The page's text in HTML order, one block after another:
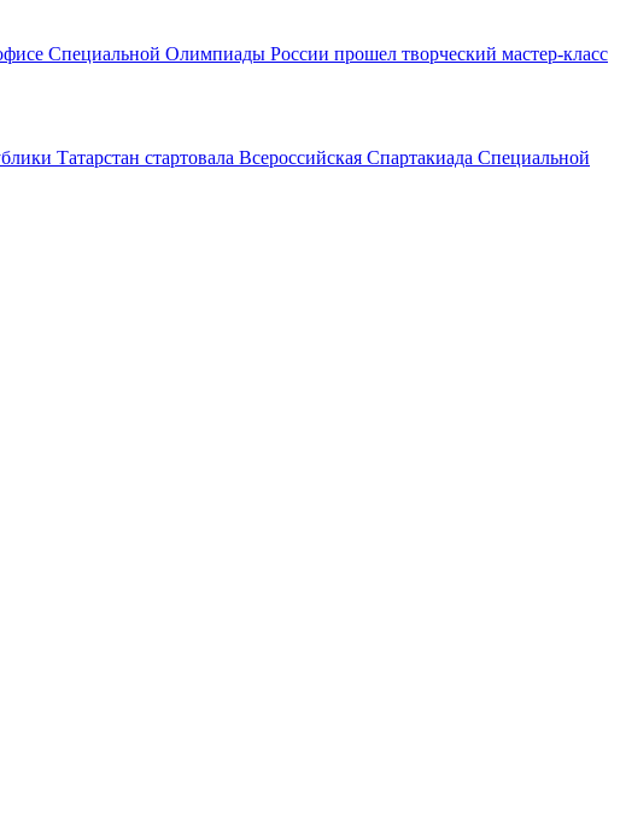
Специальной Олимпиады России прошел творческий мастер-класс
Татарстан стартовала Всероссийская Спартакиада Специальной